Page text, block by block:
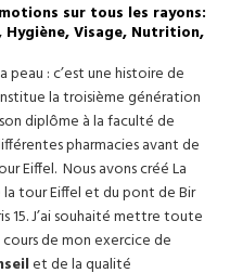
sur tous les rayons:
Hygiène, Visage, Nutrition,
peau : c’est une histoire de
la troisième génération
diplôme à la faculté de
pharmacies avant de
Eiffel. Nous avons créé La
la tourEiffelet du pont de Bir
15. J’ai souhaité mettre toute
de mon exercice de
et de la qualité